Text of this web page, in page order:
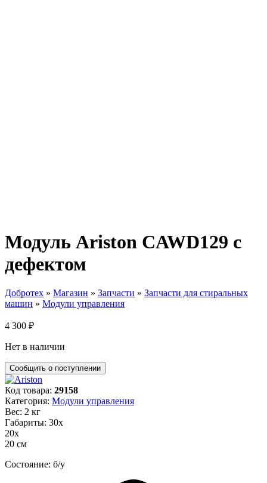
Модуль Ariston CAWD129 с
дефектом
Добротех » Магазин » Запчасти » Запчасти для стиральных
машин » Модули управления
4 300 ₽
Нет в наличии
Код товара: 29158
Категория: Модули управления
Вес: 2 кг
Габариты: 30х
20х
20 см
Состояние: б/у